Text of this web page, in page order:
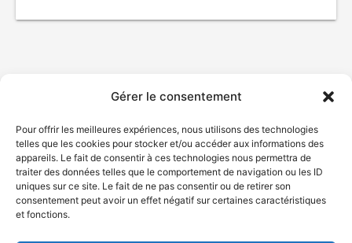
Gérer le consentement
Pour offrir les meilleures expériences, nous utilisons des technologies
telles que les cookies pour stocker et/ou accéder aux informations des
appareils. Le fait de consentir à ces technologies nous permettra de
traiter des données telles que le comportement de navigation ou les ID
uniques sur ce site. Le fait de ne pas consentir ou de retirer son
consentement peut avoir un effet négatif sur certaines caractéristiques
et fonctions.